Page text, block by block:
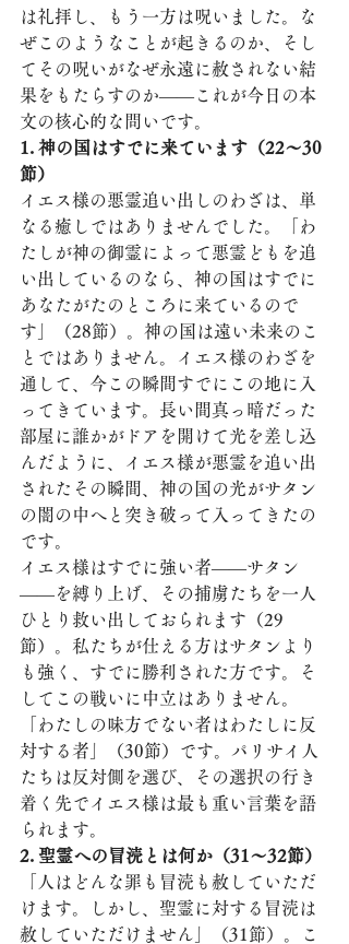
は礼拝し、もう一方は呪いました。な
ぜこのようなことが起きるのか、そし
てその呪いがなぜ永遠に赦されない結
果をもたらすのか——これが今日の本
文の核心的な問いです。
1. 神の国はすでに来ています（22〜30
節）
イエス様の悪霊追い出しのわざは、単
なる癒しではありませんでした。「わ
たしが神の御霊によって悪霊どもを追
い出しているのなら、神の国はすでに
あなたがたのところに来ているので
す」（28節）。神の国は遠い未来のこ
とではありません。イエス様のわざを
通して、今この瞬間すでにこの地に入
ってきています。長い間真っ暗だった
部屋に誰かがドアを開けて光を差し込
んだように、イエス様が悪霊を追い出
されたその瞬間、神の国の光がサタン
の闇の中へと突き破って入ってきたの
です。
イエス様はすでに強い者——サタン
——を縛り上げ、その捕虜たちを一人
ひとり救い出しておられます（29
節）。私たちが仕える方はサタンより
も強く、すでに勝利された方です。そ
してこの戦いに中立はありません。
「わたしの味方でない者はわたしに反
対する者」（30節）です。パリサイ人
たちは反対側を選び、その選択の行き
着く先でイエス様は最も重い言葉を語
られます。
2. 聖霊への冒涜とは何か（31〜32節）
「人はどんな罪も冒涜も赦していただ
けます。しかし、聖霊に対する冒涜は
赦していただけません」（31節）。こ